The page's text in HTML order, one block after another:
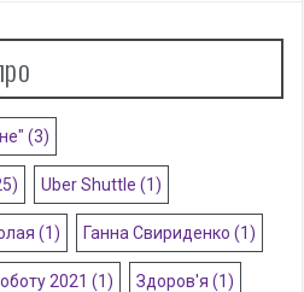
(3)
Uber Shuttle (1)
(1) Ганна Свириденко (1)
2021 (1) Здоров'я (1)